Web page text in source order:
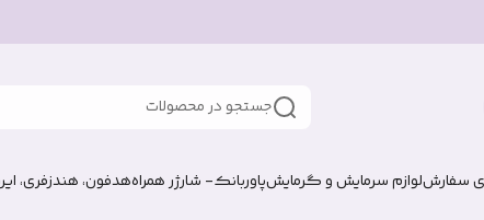
جستجو در محصولات
سفارشلوازم سرمایش و گرمایشپاوربانک- شارژر همراههدفون، هندزفری،